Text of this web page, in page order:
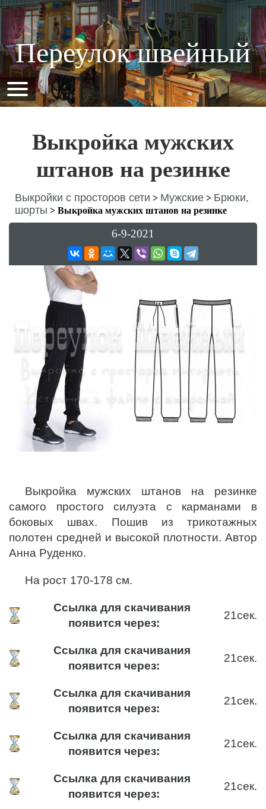
Переулок швейный
Выкройка мужских
штанов на резинке
Выкройки с просторов сети > Мужские > Брюки,
шорты > Выкройка мужских штанов на резинке
6-9-2021
Выкройка мужских штанов на резинке
самого простого силуэта с карманами в
боковых швах. Пошив из трикотажных
полотен средней и высокой плотности. Автор
Анна Руденко.
На рост 170-178 см.
Ссылка для скачивания
появится через:
21сек.
Ссылка для скачивания
появится через:
21сек.
Ссылка для скачивания
появится через:
21сек.
Ссылка для скачивания
появится через:
21сек.
Ссылка для скачивания
появится через:
21сек.